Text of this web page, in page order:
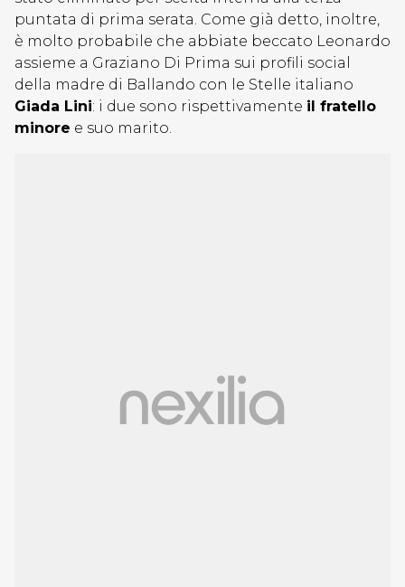
puntata di prima serata. Come già detto, inoltre,
è molto probabile che abbiate beccato Leonardo
assieme a Graziano Di Prima sui profili social
della madre di Ballando con le Stelle italiano
Giada Lini: i due sono rispettivamente il fratello
minore e suo marito.